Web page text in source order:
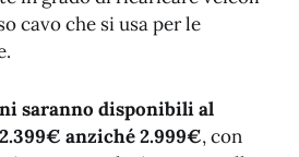
cavo che si usa per le
saranno disponibili al
anziché 2.999€, con